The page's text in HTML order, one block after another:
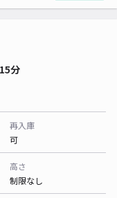
分
再入庫
可
高さ
制限なし